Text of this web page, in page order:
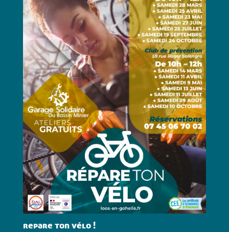
repare ton vélo !